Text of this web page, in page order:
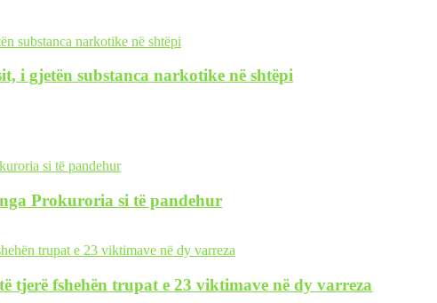
i gjetën substanca narkotike në shtëpi
Prokuroria si të pandehur
tjerë fshehën trupat e 23 viktimave në dy varreza